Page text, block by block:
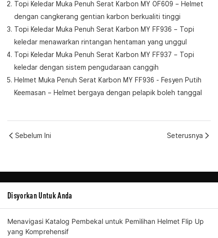
Topi Keledar Muka Penuh Serat Karbon MY OF609 – Helmet
dengan cangkerang gentian karbon berkualiti tinggi
Topi Keledar Muka Penuh Serat Karbon MY FF936 – Topi
keledar menawarkan rintangan hentaman yang unggul
Topi Keledar Muka Penuh Serat Karbon MY FF937 – Topi
keledar dengan sistem pengudaraan canggih
Helmet Muka Penuh Serat Karbon MY FF936 - Fesyen Putih
Keemasan – Helmet bergaya dengan pelapik boleh tanggal
Sebelum Ini Seterusnya
Disyorkan Untuk Anda
Menavigasi Katalog Pembekal untuk Pemilihan Helmet Flip Up
yang Komprehensif